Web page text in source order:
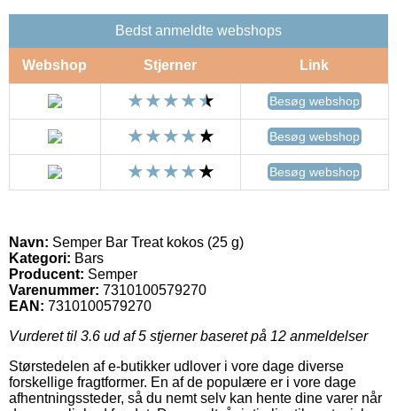
Bedst anmeldte webshops
Webshop Stjerner Link
Besøg webshop
Besøg webshop
Besøg webshop
Navn: Semper Bar Treat kokos (25 g)
Kategori: Bars
Producent: Semper
Varenummer: 7310100579270
EAN: 7310100579270
Vurderet til 3.6 ud af 5 stjerner baseret på 12 anmeldelser
Størstedelen af e-butikker udlover i vore dage diverse
forskellige fragtformer. En af de populære er i vore dage
afhentningssteder, så du nemt selv kan hente dine varer når